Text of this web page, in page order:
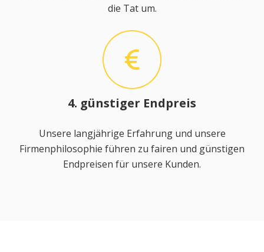
die Tat um.
4. günstiger Endpreis
Unsere langjährige Erfahrung und unsere
Firmenphilosophie führen zu fairen und günstigen
Endpreisen für unsere Kunden.